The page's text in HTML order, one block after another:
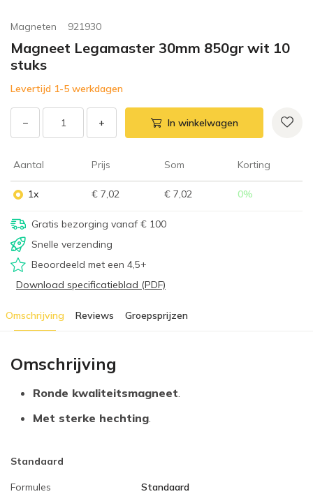
Magneten 921930
Magneet Legamaster 30mm 850gr wit 10
stuks
Levertijd 1-5 werkdagen
− + In winkelwagen
Aantal Prijs Som Korting
1x € 7,02 € 7,02 0%
Gratis bezorging vanaf € 100
Snelle verzending
Beoordeeld met een 4,5+
Download specificatieblad (PDF)
Omschrijving Reviews Groepsprijzen
Omschrijving
Ronde kwaliteitsmagneet.
Met sterke hechting.
Standaard
Formules Standaard